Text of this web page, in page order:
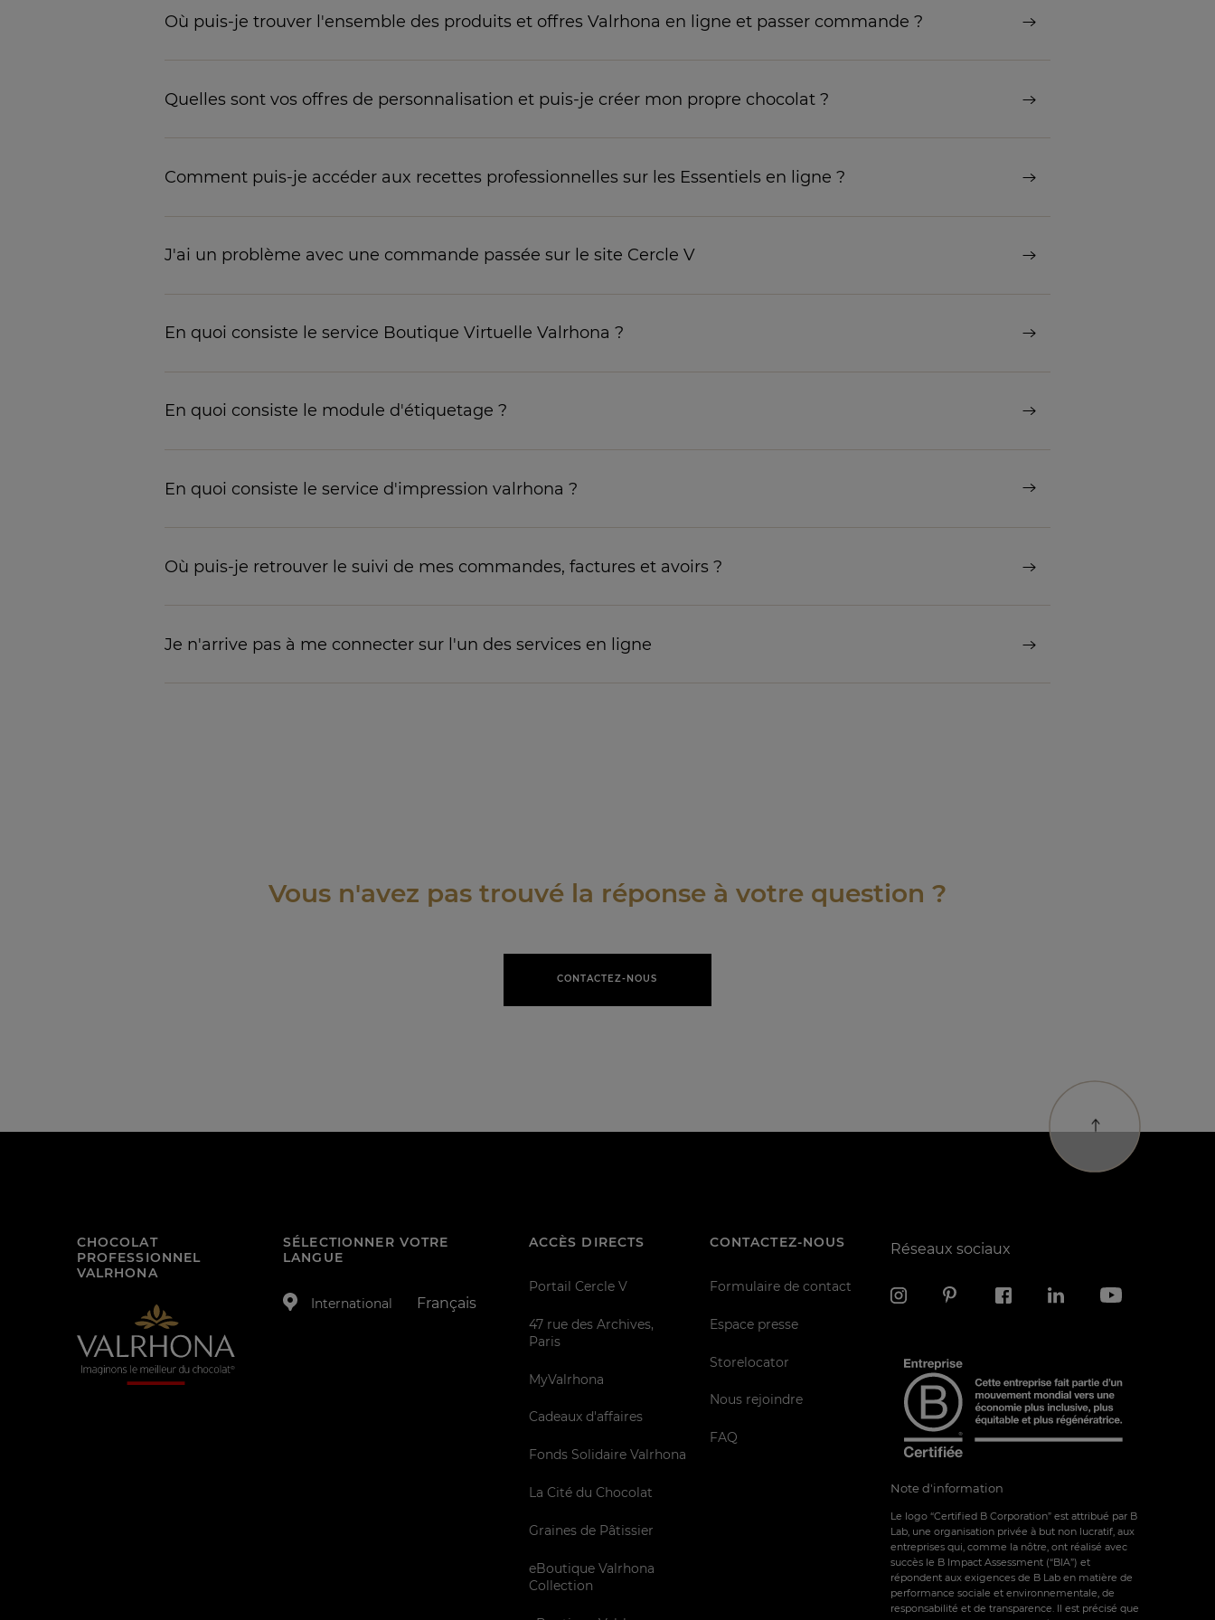
Où puis-je trouver l'ensemble des produits et offres Valrhona en ligne et passer commande ?
Quelles sont vos offres de personnalisation et puis-je créer mon propre chocolat ?
Comment puis-je accéder aux recettes professionnelles sur les Essentiels en ligne ?
J'ai un problème avec une commande passée sur le site Cercle V
En quoi consiste le service Boutique Virtuelle Valrhona ?
En quoi consiste le module d'étiquetage ?
En quoi consiste le service d'impression valrhona ?
Où puis-je retrouver le suivi de mes commandes, factures et avoirs ?
Je n'arrive pas à me connecter sur l'un des services en ligne
Vous n'avez pas trouvé la réponse à votre question ?
CONTACTEZ-NOUS
CHOCOLAT
PROFESSIONNEL
VALRHONA
SÉLECTIONNER VOTRE
LANGUE
International Français
ACCÈS DIRECTS
Portail Cercle V
47 rue des Archives,
Paris
MyValrhona
Cadeaux d'affaires
Fonds Solidaire Valrhona
La Cité du Chocolat
Graines de Pâtissier
eBoutique Valrhona
Collection
CONTACTEZ-NOUS
Formulaire de contact
Espace presse
Storelocator
Nous rejoindre
FAQ
Réseaux sociaux
Note d'information
Le logo “Certified B Corporation” est attribué par B
Lab, une organisation privée à but non lucratif, aux
entreprises qui, comme la nôtre, ont réalisé avec
succès le B Impact Assessment (“BIA”) et
répondent aux exigences de B Lab en matière de
performance sociale et environnementale, de
responsabilité et de transparence. Il est précisé que